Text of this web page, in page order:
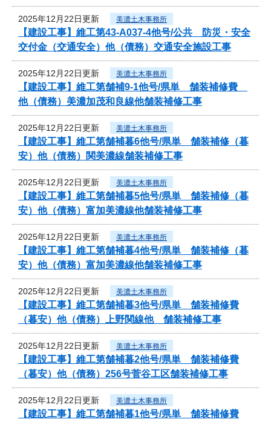
2025年12月22日更新 美濃土木事務所
【建設工事】維工第43-A037-4他号/公共 防災・安全
交付金（交通安全）他（債務）交通安全施設工事
2025年12月22日更新 美濃土木事務所
【建設工事】維工第舗補9-1他号/県単 舗装補修費
他（債務）美濃加茂和良線他舗装補修工事
2025年12月22日更新 美濃土木事務所
【建設工事】維工第舗補暮6他号/県単 舗装補修（暮
安）他（債務）関美濃線舗装補修工事
2025年12月22日更新 美濃土木事務所
【建設工事】維工第舗補暮5他号/県単 舗装補修（暮
安）他（債務）富加美濃線他舗装補修工事
2025年12月22日更新 美濃土木事務所
【建設工事】維工第舗補暮4他号/県単 舗装補修（暮
安）他（債務）富加美濃線他舗装補修工事
2025年12月22日更新 美濃土木事務所
【建設工事】維工第舗補暮3他号/県単 舗装補修費
（暮安）他（債務）上野関線他 舗装補修工事
2025年12月22日更新 美濃土木事務所
【建設工事】維工第舗補暮2他号/県単 舗装補修費
（暮安）他（債務）256号菅谷工区舗装補修工事
2025年12月22日更新 美濃土木事務所
【建設工事】維工第舗補暮1他号/県単 舗装補修費